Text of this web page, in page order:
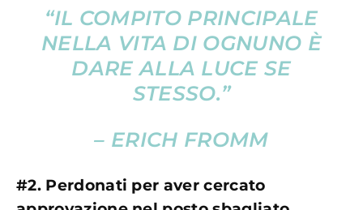
“IL COMPITO PRINCIPALE
NELLA VITA DI OGNUNO È
DARE ALLA LUCE SE
STESSO.”
– ERICH FROMM
#2. Perdonati per aver cercato